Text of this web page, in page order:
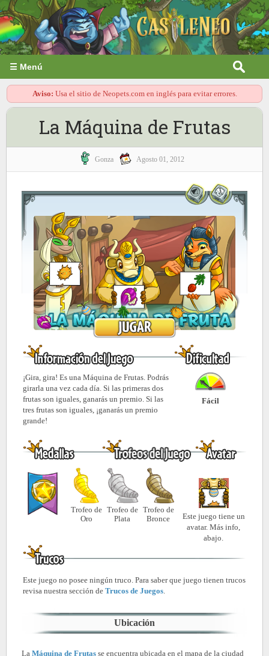
☰ Menú
Aviso: Usa el sitio de Neopets.com en inglés para evitar errores.
La Máquina de Frutas
Gonza Agosto 01, 2012
¡Gira, gira! Es una Máquina de Frutas. Podrás
girarla una vez cada día. Si las primeras dos
frutas son iguales, ganarás un premio. Si las
tres frutas son iguales, ¡ganarás un premio
grande!
Fácil
Trofeo de
Oro
Trofeo de
Plata
Trofeo de
Bronce
Este juego tiene un
avatar. Más info,
abajo.
Este juego no posee ningún truco. Para saber que juego tienen trucos
revisa nuestra sección de Trucos de Juegos
Ubicación
La Máquina de Frutas se encuentra ubicada en el mapa de la ciudad